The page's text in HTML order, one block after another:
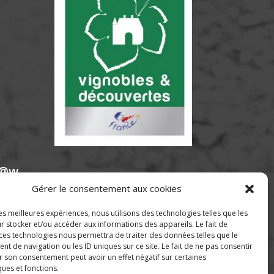
Gérer le consentement aux cookies
meilleures expériences, nous utilisons des technologies telles que les
stocker et/ou accéder aux informations des appareils. Le fait de
technologies nous permettra de traiter des données telles que le
de navigation ou les ID uniques sur ce site. Le fait de ne pas consentir
son consentement peut avoir un effet négatif sur certaines
et fonctions.